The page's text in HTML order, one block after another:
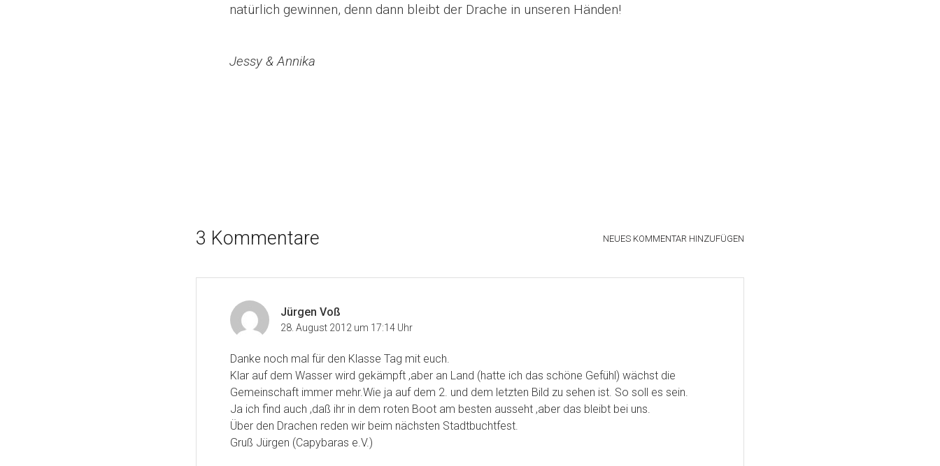
natürlich gewinnen, denn dann bleibt der Drache in unseren Händen!
Jessy & Annika
3 Kommentare NEUES KOMMENTAR HINZUFÜGEN
Jürgen Voß
28. August 2012 um 17:14 Uhr
Danke noch mal für den Klasse Tag mit euch.
Klar auf dem Wasser wird gekämpft ,aber an Land (hatte ich das schöne Gefühl) wächst die
Gemeinschaft immer mehr.Wie ja auf dem 2. und dem letzten Bild zu sehen ist. So soll es sein.
Ja ich find auch ,daß ihr in dem roten Boot am besten ausseht ,aber das bleibt bei uns.
Über den Drachen reden wir beim nächsten Stadtbuchtfest.
Gruß Jürgen (Capybaras e.V.)